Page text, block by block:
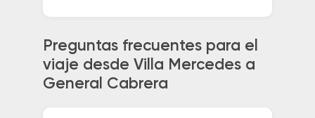
Preguntas frecuentes para el
viaje desde Villa Mercedes a
General Cabrera